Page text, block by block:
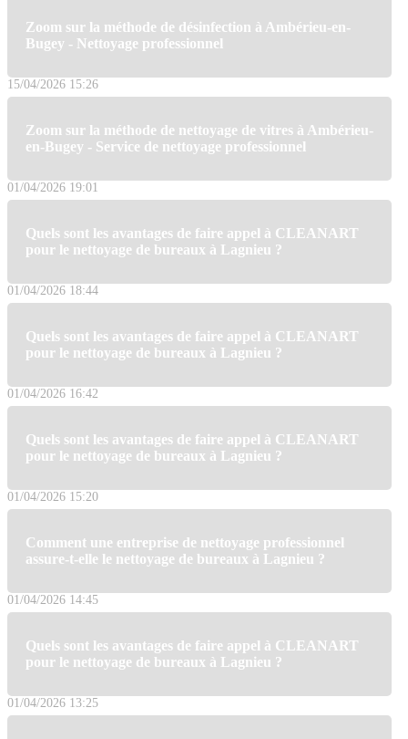
Zoom sur la méthode de désinfection à Ambérieu-en-
Bugey - Nettoyage professionnel
15/04/2026 15:26
Zoom sur la méthode de nettoyage de vitres à Ambérieu-
en-Bugey - Service de nettoyage professionnel
01/04/2026 19:01
Quels sont les avantages de faire appel à CLEANART
pour le nettoyage de bureaux à Lagnieu ?
01/04/2026 18:44
Quels sont les avantages de faire appel à CLEANART
pour le nettoyage de bureaux à Lagnieu ?
01/04/2026 16:42
Quels sont les avantages de faire appel à CLEANART
pour le nettoyage de bureaux à Lagnieu ?
01/04/2026 15:20
Comment une entreprise de nettoyage professionnel
assure-t-elle le nettoyage de bureaux à Lagnieu ?
01/04/2026 14:45
Quels sont les avantages de faire appel à CLEANART
pour le nettoyage de bureaux à Lagnieu ?
01/04/2026 13:25